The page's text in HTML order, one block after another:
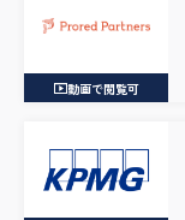
動画で閲覧可